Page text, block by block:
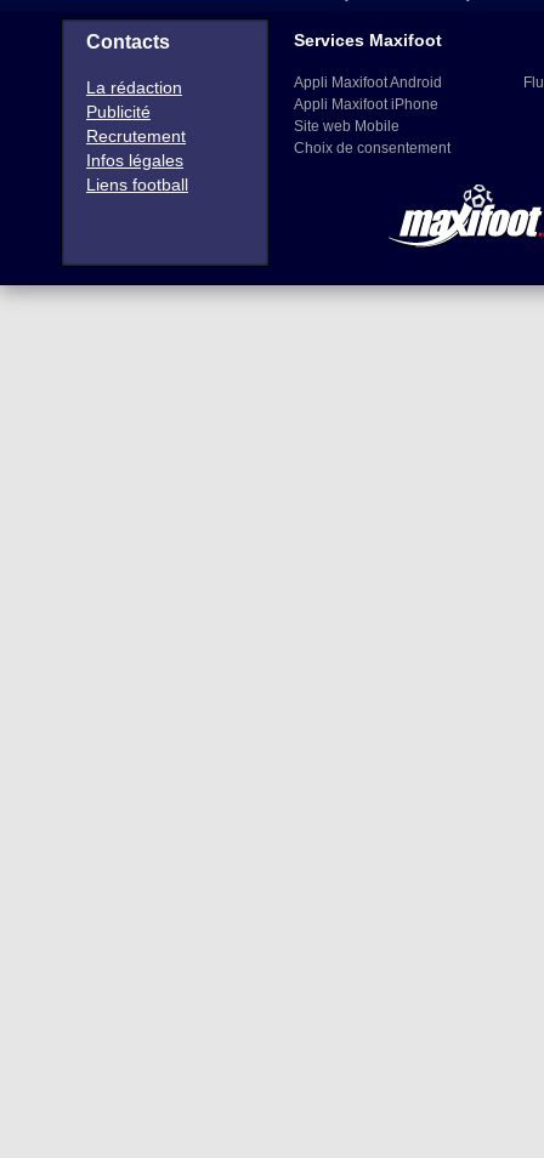
Contacts
La rédaction
Publicité
Recrutement
Infos légales
Liens football
Services Maxifoot
Appli Maxifoot Android
Appli Maxifoot iPhone
Site web Mobile
Choix de consentement